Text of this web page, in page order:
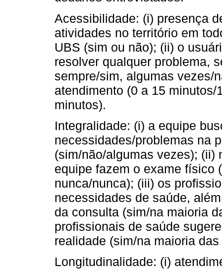
Acessibilidade: (i) presença
atividades no território em
UBS (sim ou não); (ii) o
resolver qualquer problema,
sempre/sim, algumas vezes/
atendimento (0 a 15
minutos).
Integralidade: (i) a equipe
necessidades/problemas na
(sim/não/algumas vezes);
equipe fazem o exame físico
nunca/nunca); (iii) os
necessidades de saúde,
da consulta (sim/na maioria
profissionais de saúde
realidade (sim/na maioria
Longitudinalidade: (i)